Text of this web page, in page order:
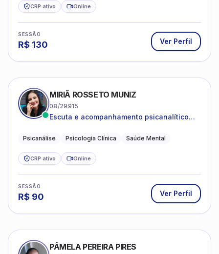
CRP ativo Online
SESSÃO
R$ 130 Ver Perfil
MIRIÃ ROSSETO MUNIZ
08/29915
Escuta e acompanhamento psicanalítico
Psicanálise Psicologia Clínica Saúde Mental
CRP ativo Online
SESSÃO
R$ 90 Ver Perfil
PÂMELA PEREIRA PIRES